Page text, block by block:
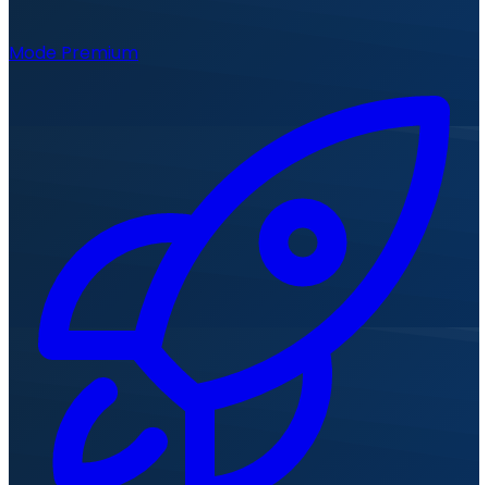
Mode Premium